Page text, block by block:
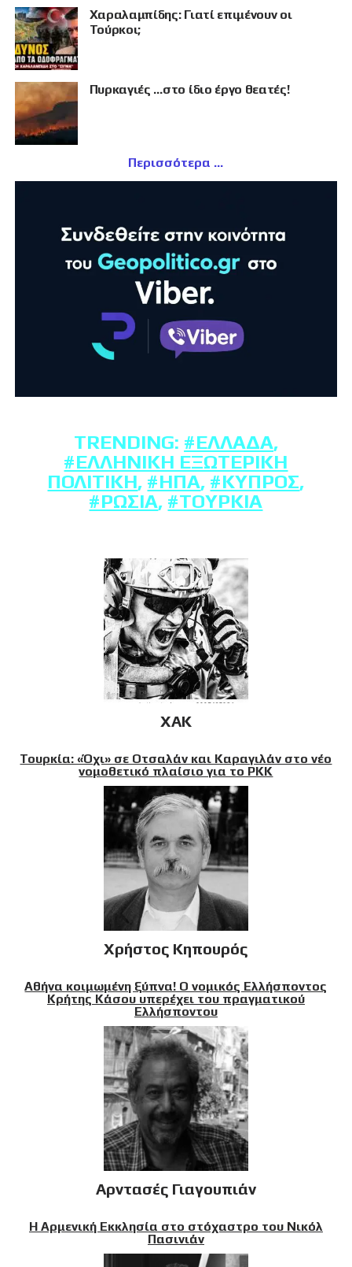
Χαραλαμπίδης: Γιατί επιμένουν οι
Τούρκοι;
Πυρκαγιές …στο ίδιο έργο θεατές!
Περισσότερα
TRENDING: #ΕΛΛΆΔΑ,
#ΕΛΛΗΝΙΚΉ ΕΞΩΤΕΡΙΚΉ
ΠΟΛΙΤΙΚΉ, #ΗΠΑ, #ΚΎΠΡΟΣ,
#ΡΩΣΊΑ, #ΤΟΥΡΚΊΑ
XAK
Τουρκία: «Όχι» σε Οτσαλάν και Καραγιλάν στο νέο
νομοθετικό πλαίσιο για το PKK
Χρήστος Κηπουρός
Αθήνα κοιμωμένη ξύπνα! Ο νομικός Ελλήσποντος
Κρήτης Κάσου υπερέχει του πραγματικού
Ελλήσποντου
Αρντασές Γιαγουπιάν
Η Αρμενική Εκκλησία στο στόχαστρο του Νικόλ
Πασινιάν